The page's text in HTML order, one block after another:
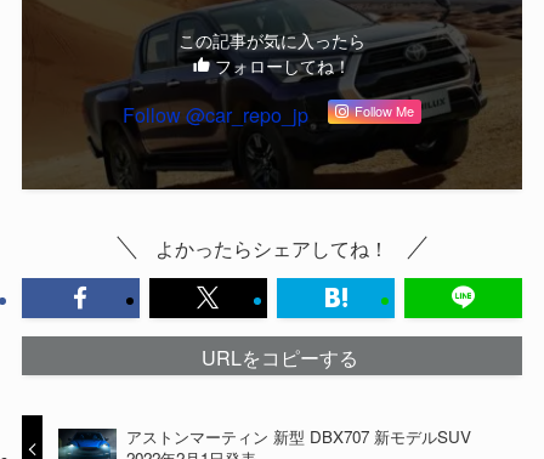
この記事が気に入ったら
フォローしてね！
Follow @car_repo_jp Follow Me
よかったらシェアしてね！
URLをコピーする
アストンマーティン 新型 DBX707 新モデルSUV